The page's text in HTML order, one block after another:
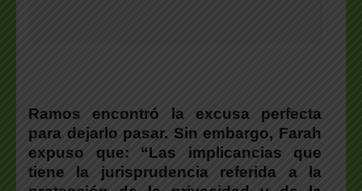
Ramos encontró la excusa perfecta
para dejarlo pasar. Sin embargo, Farah
expuso que: “Las implicancias que
tiene la jurisprudencia referida a la